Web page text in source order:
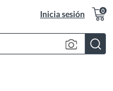
Inicia sesión 0